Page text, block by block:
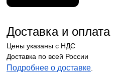
Доставка и оплата
Цены указаны с НДС
Доставка по всей России
Подробнее о доставке.